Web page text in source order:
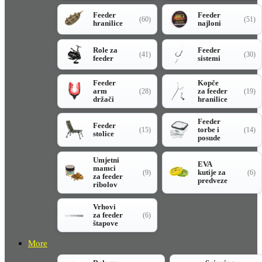
Feeder
hranilice
(60)
Feeder
najloni
(51)
Role za
feeder
(41)
Feeder
sistemi
(30)
Feeder
arm
držači
(28)
Kopče
za feeder
hranilice
(19)
Feeder
stolice
(15)
Feeder
torbe i
posude
(14)
Umjetni
mamci
za feeder
ribolov
(9)
EVA
kutije za
predveze
(6)
Vrhovi
za feeder
štapove
(6)
More